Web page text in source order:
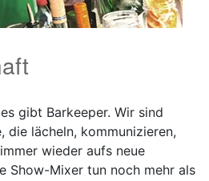
gibt Barkeeper. Wir sind
die lächeln, kommunizieren,
wieder aufs neue
Show-Mixer tun noch mehr als